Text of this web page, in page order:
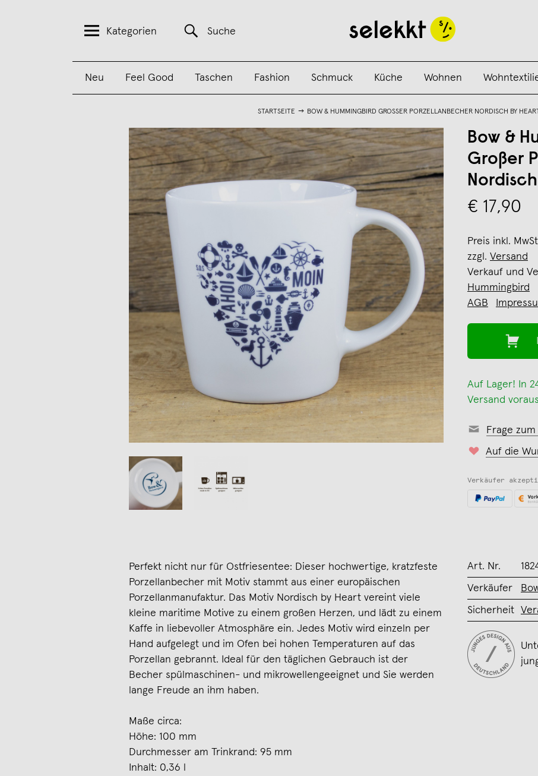
Kategorien Suche
Neu Feel Good Taschen Fashion Schmuck Küche Wohnen
STARTSEITE BOW & HUMMINGBIRD GROSSER PORZELLANBECHER NORDISCH BY
Bow &
Großer
€ 17,90
Preis inkl.
zzgl. Versand
Verkauf und
Hummingbird
AGB
Auf Lager! In
Versand
Frage
Auf die
Verkäufer
Perfekt nicht nur für Ostfriesentee: Dieser hochwertige, kratzfeste
Porzellanbecher mit Motiv stammt aus einer europäischen
Porzellanmanufaktur. Das Motiv Nordisch by Heart vereint viele
kleine maritime Motive zu einem großen Herzen, und lädt zu einem
Kaffe in liebevoller Atmosphäre ein. Jedes Motiv wird einzeln per
Hand aufgelegt und im Ofen bei hohen Temperaturen auf das
Porzellan gebrannt. Ideal für den täglichen Gebrauch ist der
Becher spülmaschinen- und mikrowellengeeignet und Sie werden
lange Freude an ihm haben.
Maße circa:
Höhe: 100 mm
Durchmesser am Trinkrand: 95 mm
Inhalt: 0,36 l
Art. Nr.
Verkäufer
Sicherheit